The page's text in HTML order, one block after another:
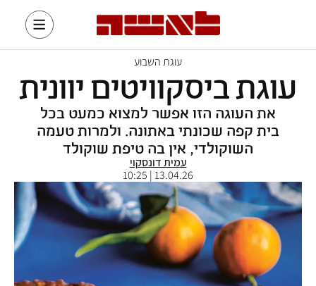
עוגת השבוע
עוגת ביסקוויטים יוונית
את העוגה הזו אפשר למצוא כמעט בכל
בית קפה שכונתי באתונה. ולמרות טעמה
השוקולדי, אין בה טיפת שוקולד
עמית דונסקוי
13.04.26 | 10:25